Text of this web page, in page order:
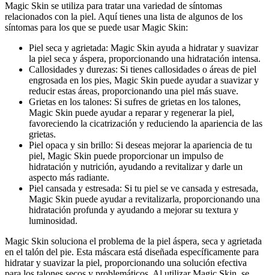
Magic Skin se utiliza para tratar una variedad de síntomas
relacionados con la piel. Aquí tienes una lista de algunos de los
síntomas para los que se puede usar Magic Skin:
Piel seca y agrietada: Magic Skin ayuda a hidratar y suavizar
la piel seca y áspera, proporcionando una hidratación intensa.
Callosidades y durezas: Si tienes callosidades o áreas de piel
engrosada en los pies, Magic Skin puede ayudar a suavizar y
reducir estas áreas, proporcionando una piel más suave.
Grietas en los talones: Si sufres de grietas en los talones,
Magic Skin puede ayudar a reparar y regenerar la piel,
favoreciendo la cicatrización y reduciendo la apariencia de las
grietas.
Piel opaca y sin brillo: Si deseas mejorar la apariencia de tu
piel, Magic Skin puede proporcionar un impulso de
hidratación y nutrición, ayudando a revitalizar y darle un
aspecto más radiante.
Piel cansada y estresada: Si tu piel se ve cansada y estresada,
Magic Skin puede ayudar a revitalizarla, proporcionando una
hidratación profunda y ayudando a mejorar su textura y
luminosidad.
Magic Skin soluciona el problema de la piel áspera, seca y agrietada
en el talón del pie. Esta máscara está diseñada específicamente para
hidratar y suavizar la piel, proporcionando una solución efectiva